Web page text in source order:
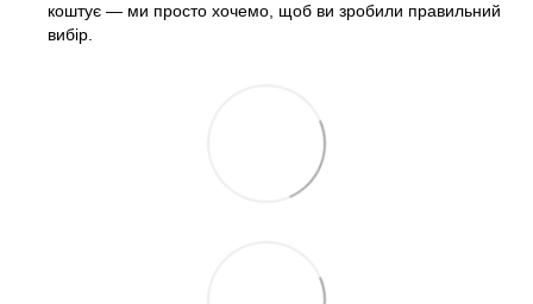
коштує — ми просто хочемо, щоб ви зробили правильний
вибір.